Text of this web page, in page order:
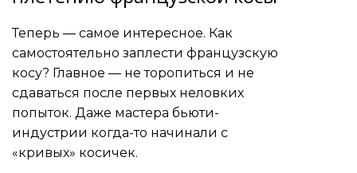
Теперь — самое интересное. Как
самостоятельно заплести французскую
косу? Главное — не торопиться и не
сдаваться после первых неловких
попыток. Даже мастера бьюти-
индустрии когда-то начинали с
«кривых» косичек.